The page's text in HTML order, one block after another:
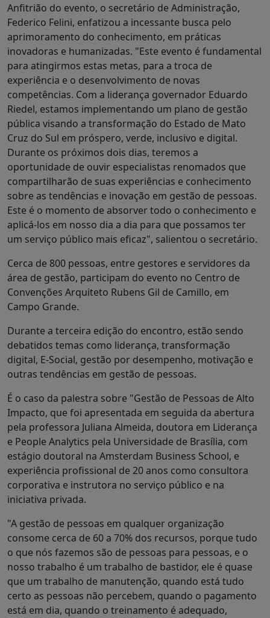
Anfitrião do evento, o secretário de Administração,
Federico Felini, enfatizou a incessante busca pelo
aprimoramento do conhecimento, em práticas
inovadoras e humanizadas. "Este evento é fundamental
para atingirmos estas metas, para a troca de
experiência e o desenvolvimento de novas
competências. Com a liderança governador Eduardo
Riedel, estamos implementando um plano de gestão
pública visando a transformação do Estado de Mato
Cruz do Sul em próspero, verde, inclusivo e digital.
Durante os próximos dois dias, teremos a
oportunidade de ouvir especialistas renomados que
compartilharão de suas experiências e conhecimento
sobre as tendências e inovação em gestão de pessoas.
Este é o momento de absorver todo o conhecimento e
aplicá-los em nosso dia a dia para que possamos ter
um serviço público mais eficaz", salientou o secretário.
Cerca de 800 pessoas, entre gestores e servidores da
área de gestão, participam do evento no Centro de
Convenções Arquiteto Rubens Gil de Camillo, em
Campo Grande.
Durante a terceira edição do encontro, estão sendo
debatidos temas como liderança, transformação
digital, E-Social, gestão por desempenho, motivação e
outras tendências em gestão de pessoas.
É o caso da palestra sobre "Gestão de Pessoas de Alto
Impacto, que foi apresentada em seguida da abertura
pela professora Juliana Almeida, doutora em Liderança
e People Analytics pela Universidade de Brasília, com
estágio doutoral na Amsterdam Business School, e
experiência profissional de 20 anos como consultora
corporativa e instrutora no serviço público e na
iniciativa privada.
"A gestão de pessoas em qualquer organização
consome cerca de 60 a 70% dos recursos, porque tudo
o que nós fazemos são de pessoas para pessoas, e o
nosso trabalho é um trabalho de bastidor, ele é quase
que um trabalho de manutenção, quando está tudo
certo as pessoas não percebem, quando o pagamento
está em dia, quando o treinamento é adequado,